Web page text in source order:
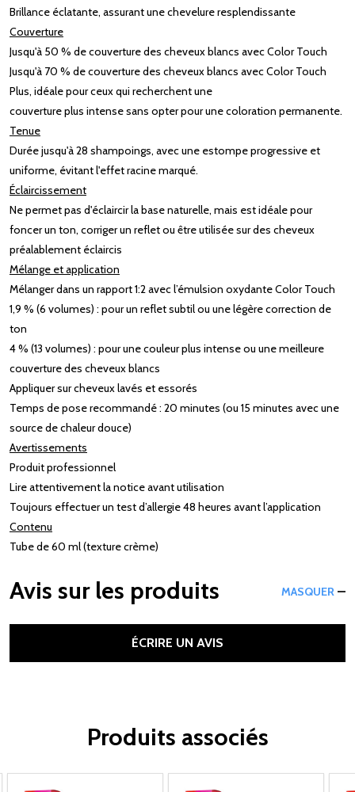
Brillance éclatante, assurant une chevelure resplendissante​
Couverture
Jusqu'à 50 % de couverture des cheveux blancs avec Color Touch​
Jusqu'à 70 % de couverture des cheveux blancs avec Color Touch
Plus, idéale pour ceux qui recherchent une
couverture plus intense sans opter pour une coloration permanente. ​
Tenue
Durée jusqu'à 28 shampoings, avec une estompe progressive et
uniforme, évitant l'effet racine marqué. ​
Éclaircissement
Ne permet pas d'éclaircir la base naturelle, mais est idéale pour
foncer un ton, corriger un reflet ou être utilisée sur des cheveux
préalablement éclaircis​
Mélange et application
Mélanger dans un rapport 1:2 avec l’émulsion oxydante Color Touch​
1,9 % (6 volumes) : pour un reflet subtil ou une légère correction de
ton​
4 % (13 volumes) : pour une couleur plus intense ou une meilleure
couverture des cheveux blancs​
Appliquer sur cheveux lavés et essorés​
Temps de pose recommandé : 20 minutes (ou 15 minutes avec une
source de chaleur douce)​
Avertissements
Produit professionnel​
Lire attentivement la notice avant utilisation​
Toujours effectuer un test d’allergie 48 heures avant l’application​
Contenu
Tube de 60 ml (texture crème)​
Avis sur les produits MASQUER
ÉCRIRE UN AVIS
Produits associés